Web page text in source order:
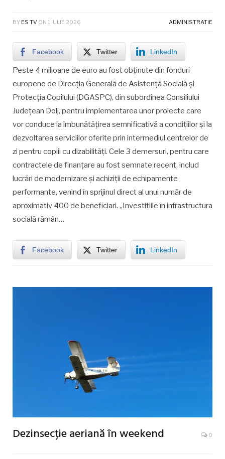
BY ES TV ON 1 IULIE 2026 ADMINISTRATIE
Facebook Twitter LinkedIn
Peste 4 milioane de euro au fost obținute din fonduri
europene de Direcția Generală de Asistență Socială și
Protecția Copilului (DGASPC), din subordinea Consiliului
Județean Dolj, pentru implementarea unor proiecte care
vor conduce la îmbunătățirea semnificativă a condițiilor și la
dezvoltarea serviciilor oferite prin intermediul centrelor de
zi pentru copiii cu dizabilități. Cele 3 demersuri, pentru care
contractele de finanțare au fost semnate recent, includ
lucrări de modernizare și achiziții de echipamente
performante, venind în sprijinul direct al unui număr de
aproximativ 400 de beneficiari. „Investițiile în infrastructura
socială rămân…
Facebook Twitter LinkedIn
Dezinsecție aeriană în weekend 0